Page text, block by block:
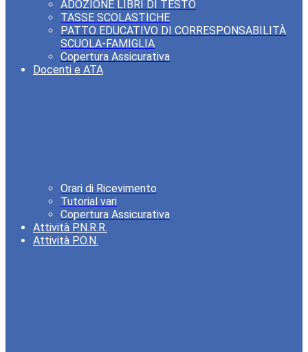
ADOZIONE LIBRI DI TESTO
TASSE SCOLASTICHE
PATTO EDUCATIVO DI CORRESPONSABILITÀ
SCUOLA-FAMIGLIA
Copertura Assicurativa
Docenti e ATA
Orari di Ricevimento
Tutorial vari
Copertura Assicurativa
Attività P.N.R.R.
Attività P.O.N.